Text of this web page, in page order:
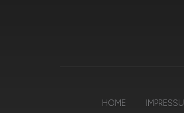
HOME